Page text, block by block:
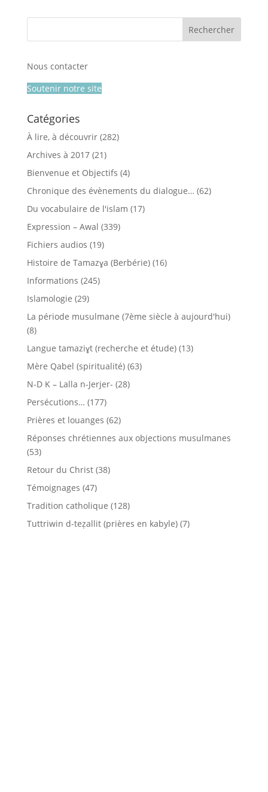
Nous contacter
Soutenir notre site
Catégories
À lire, à découvrir(282)
Archives à 2017(21)
Bienvenue et Objectifs (4)
Chronique des évènements du dialogue… (62)
Du vocabulaire de l'islam (17)
Expression – Awal (339)
Fichiers audios (19)
Histoire de Tamazɣa (Berbérie)(16)
Informations (245)
Islamologie (29)
La période musulmane (7ème siècle à aujourd'hui)
(8)
Langue tamaziɣt (recherche et étude)(13)
Mère Qabel (spiritualité)(63)
N-D K – Lalla n-Jerjer- (28)
Persécutions… (177)
Prières et louanges (62)
Réponses chrétiennes aux objections musulmanes
(53)
Retour du Christ(38)
Témoignages (47)
Tradition catholique (128)
Tuttriwin d-teẓallit (prières en kabyle)(7)